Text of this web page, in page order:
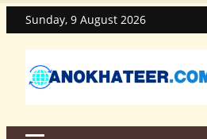
Sunday, 9 August 2026